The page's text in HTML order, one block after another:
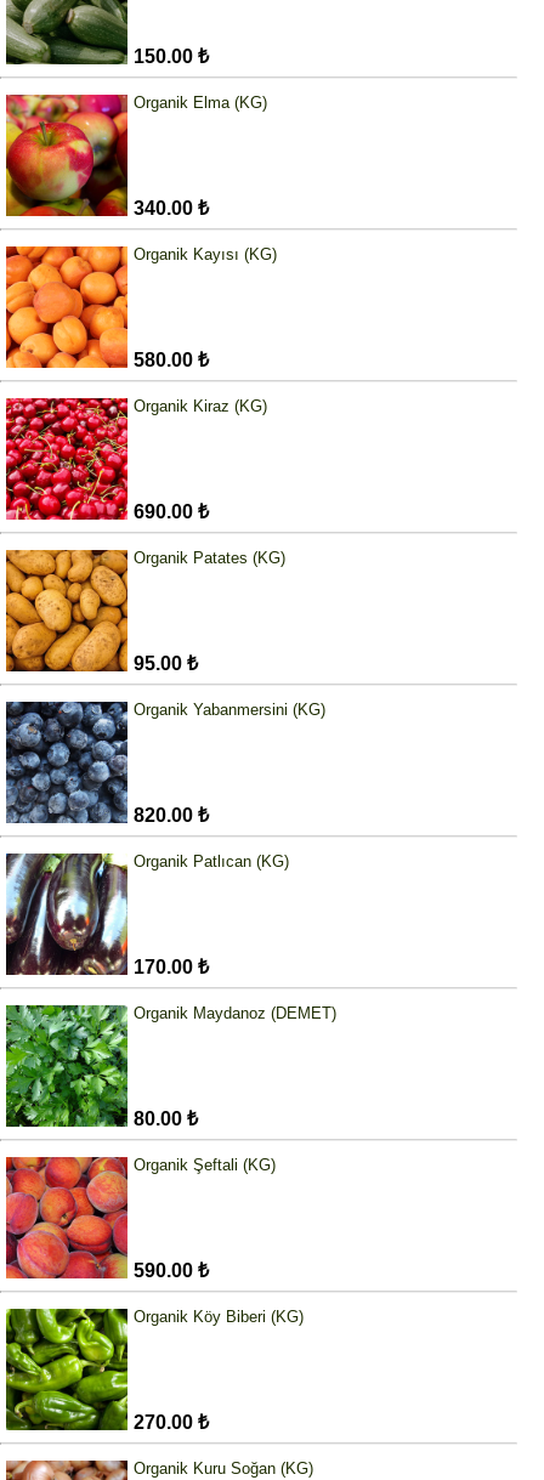
150.00 ₺
Organik Elma (KG)
340.00 ₺
Organik Kayısı (KG)
580.00 ₺
Organik Kiraz (KG)
690.00 ₺
Organik Patates (KG)
95.00 ₺
Organik Yabanmersini (KG)
820.00 ₺
Organik Patlıcan (KG)
170.00 ₺
Organik Maydanoz (DEMET)
80.00 ₺
Organik Şeftali (KG)
590.00 ₺
Organik Köy Biberi (KG)
270.00 ₺
Organik Kuru Soğan (KG)